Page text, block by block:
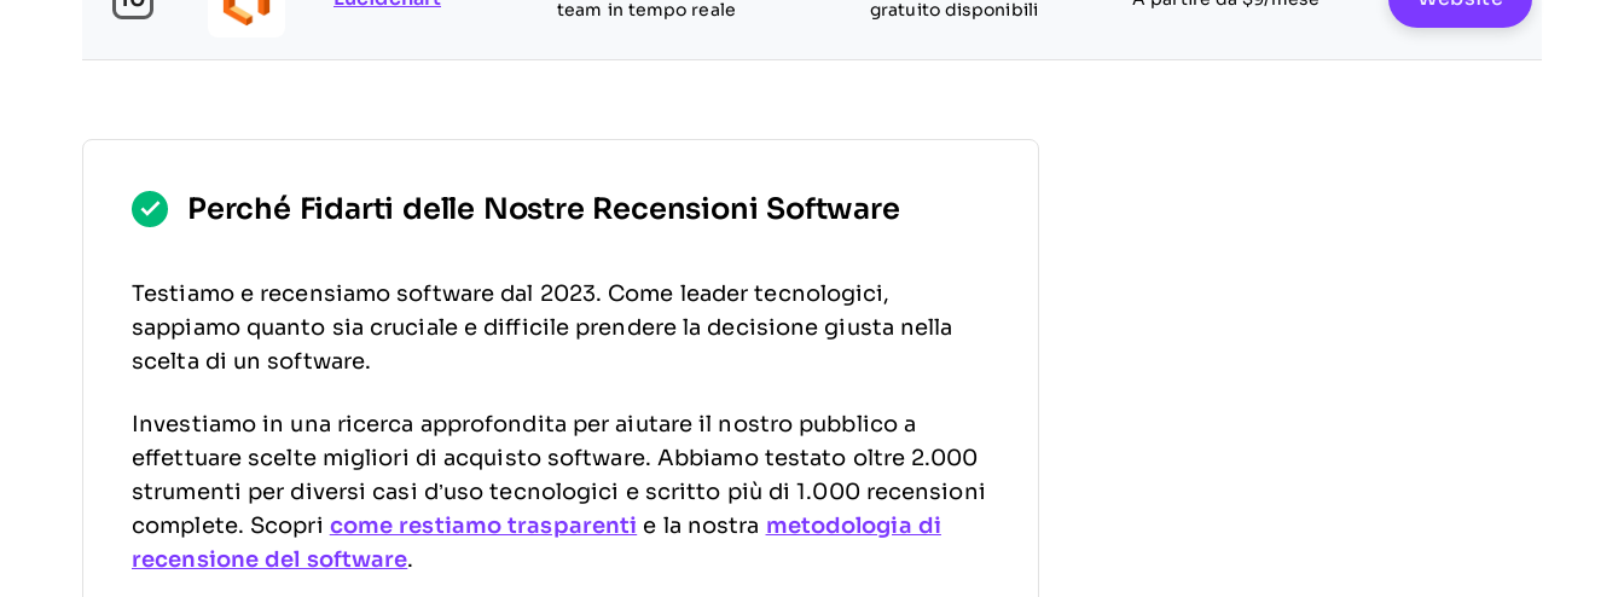
team in tempo reale
gratuito disponibili
Perché Fidarti delle Nostre Recensioni Software
Testiamo e recensiamo software dal 2023. Come leader tecnologici,
sappiamo quanto sia cruciale e difficile prendere la decisione giusta nella
scelta di un software.
Investiamo in una ricerca approfondita per aiutare il nostro pubblico a
effettuare scelte migliori di acquisto software. Abbiamo testato oltre 2.000
strumenti per diversi casi d’uso tecnologici e scritto più di 1.000 recensioni
complete. Scopri come restiamo trasparenti e la nostra metodologia di
recensione del software.